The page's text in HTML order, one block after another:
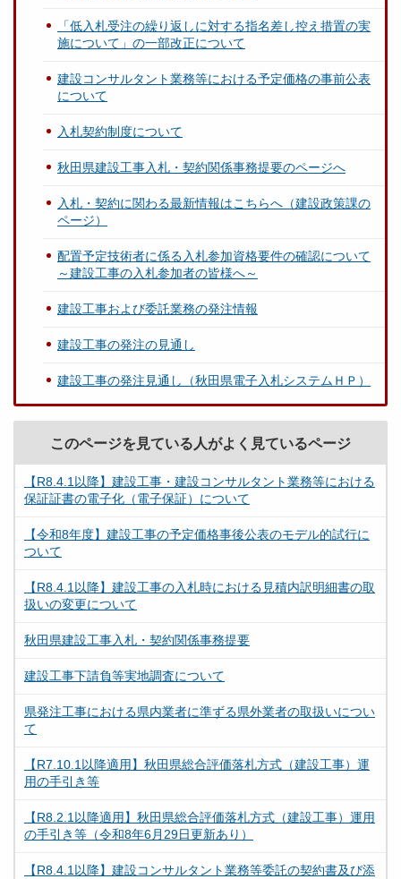
「低入札受注の繰り返しに対する指名差し控え措置の実
施について」の一部改正について
建設コンサルタント業務等における予定価格の事前公表
について
入札契約制度について
秋田県建設工事入札・契約関係事務提要のページへ
入札・契約に関わる最新情報はこちらへ（建設政策課の
ページ）
配置予定技術者に係る入札参加資格要件の確認について
～建設工事の入札参加者の皆様へ～
建設工事および委託業務の発注情報
建設工事の発注の見通し
建設工事の発注見通し（秋田県電子入札システムＨＰ）
このページを見ている人がよく見ているページ
【R8.4.1以降】建設工事・建設コンサルタント業務等における
保証証書の電子化（電子保証）について
【令和8年度】建設工事の予定価格事後公表のモデル的試行に
ついて
【R8.4.1以降】建設工事の入札時における見積内訳明細書の取
扱いの変更について
秋田県建設工事入札・契約関係事務提要
建設工事下請負等実地調査について
県発注工事における県内業者に準ずる県外業者の取扱いについ
て
【R7.10.1以降適用】秋田県総合評価落札方式（建設工事）運
用の手引き等
【R8.2.1以降適用】秋田県総合評価落札方式（建設工事）運用
の手引き等（令和8年6月29日更新あり）
【R8.4.1以降】建設コンサルタント業務等委託の契約書及び添